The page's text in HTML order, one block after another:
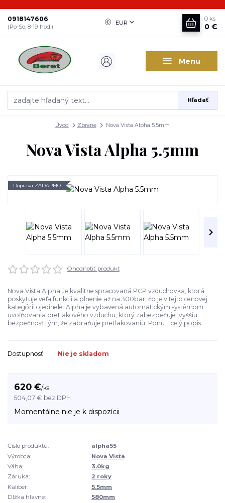
Menu
EUR
Hľadať
0918147606
(Po-So, 8-19 hod.)
0 ks
0 €
Úvod Zbrane Nova Vista Alpha 5.5mm
Nova Vista Alpha 5.5mm
Doprava ZADARMO
Ohodnotiť produkt
Nova Vista Alpha Je kvalitne spracovaná PCP vzduchovka, ktorá
poskytuje veľa funkcii a plnenie až na 300bar, čo je v tejto cenovej
kategórii ojedinele. Alpha je vybavená automatickým systémom
uvoľňovania pretlakového vzduchu, ktorý zabezpečuje vyššiu
bezpečnosť tým, že zabraňuje pretlakovaniu. Ponu... celý popis
Dostupnosť Nie je skladom
620 €/ks
504,07 € bez DPH
Momentálne nie je k dispozícii
Číslo produktu:
alpha55
Výrobca:
Nova Vista
Váha:
3.0kg
Záruka:
2 roky
Kaliber:
5.5mm
Dlžka hlavne:
580mm